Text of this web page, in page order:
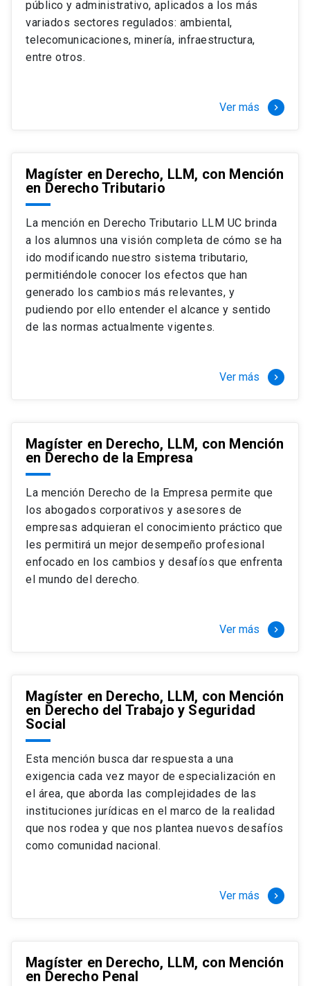
Si optas por la modalidad Full Time:
El LLM UC Full Time es una versión del programa
destinado principalmente a extranjeros, que permite
necesidades y expectativas profesionales, eligiendo
completamente al programa o compatibilizarás un
estudio intenso y exigente, con una muy baja carga
laboral, de marzo a noviembre, para dedicarte
completamente a la actividad de graduación de
diciembre a marzo.
2 cursos mínimos (10 créditos) Primer
semestre
+ 5 cursos a elección (50 créditos) Primer
semestre
+ 4 cursos a elección (40 créditos)
tres meses a tiempo completo (20
Juan Ignacio Piña Rochefort
Director Magíster en Derecho, LLM UC
público y administrativo, aplicados a los más
variados sectores regulados: ambiental,
telecomunicaciones, minería, infraestructura,
entre otros.
Ver más keyboard_arrow_right
Magíster en Derecho, LLM, con Mención
en Derecho Tributario
La mención en Derecho Tributario LLM UC brinda
a los alumnos una visión completa de cómo se ha
ido modificando nuestro sistema tributario,
permitiéndole conocer los efectos que han
generado los cambios más relevantes, y
pudiendo por ello entender el alcance y sentido
de las normas actualmente vigentes.
Ver más keyboard_arrow_right
Magíster en Derecho, LLM, con Mención
en Derecho de la Empresa
La mención Derecho de la Empresa permite que
los abogados corporativos y asesores de
empresas adquieran el conocimiento práctico que
les permitirá un mejor desempeño profesional
enfocado en los cambios y desafíos que enfrenta
el mundo del derecho.
Ver más keyboard_arrow_right
Magíster en Derecho, LLM, con Mención
en Derecho del Trabajo y Seguridad
Social
Esta mención busca dar respuesta a una
exigencia cada vez mayor de especialización en
el área, que aborda las complejidades de las
instituciones jurídicas en el marco de la realidad
que nos rodea y que nos plantea nuevos desafíos
como comunidad nacional.
Ver más keyboard_arrow_right
Magíster en Derecho, LLM, con Mención
en Derecho Penal